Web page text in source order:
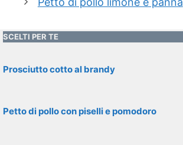
SCELTI PER TE
Prosciutto cotto al brandy
Petto di pollo con piselli e pomodoro